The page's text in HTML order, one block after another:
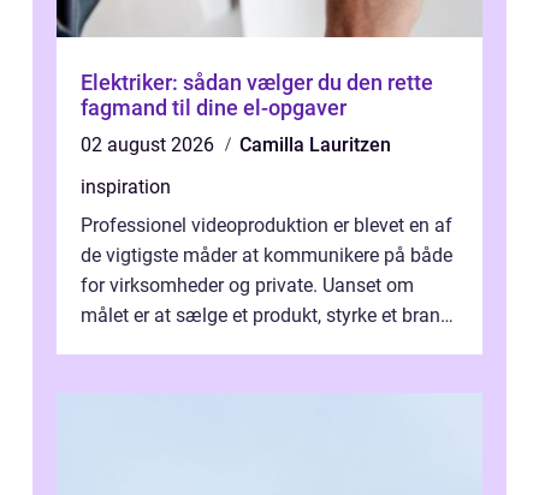
Elektriker: sådan vælger du den rette
fagmand til dine el-opgaver
02 august 2026
Camilla Lauritzen
inspiration
Professionel videoproduktion er blevet en af
de vigtigste måder at kommunikere på både
for virksomheder og private. Uanset om
målet er at sælge et produkt, styrke et brand,